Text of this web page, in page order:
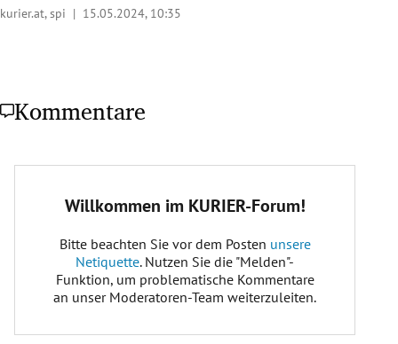
kurier.at, spi | 15.05.2024, 10:35
Kommentare